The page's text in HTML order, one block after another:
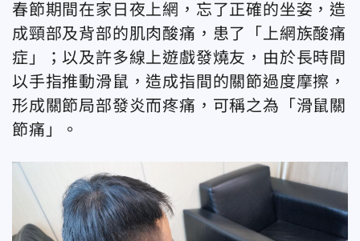
春節期間在家日夜上網，忘了正確的坐姿，造
成頸部及背部的肌肉酸痛，患了「上網族酸痛
症」；以及許多線上遊戲發燒友，由於長時間
以手指推動滑鼠，造成指間的關節過度摩擦，
形成關節局部發炎而疼痛，可稱之為「滑鼠關
節痛」。